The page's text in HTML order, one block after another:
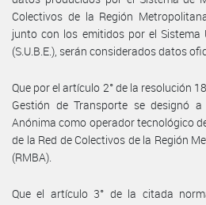
Colectivos de la Región
junto con los emitidos por el Sistema
(S.U.B.E.), serán considerados datos
Que por el artículo 2° de la resolución
Gestión de Transporte se designó a
Anónima como operador tecnológico
de la Red de Colectivos de la Región
(RMBA).
Que el artículo 3° de la citada